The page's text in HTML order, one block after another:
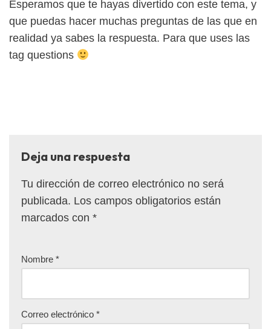
Esperamos que te hayas divertido con este tema, y
que puedas hacer muchas preguntas de las que en
realidad ya sabes la respuesta. Para que uses las
tag questions
Deja una respuesta
Tu dirección de correo electrónico no será
publicada. Los campos obligatorios están
marcados con *
Nombre *
Correo electrónico *